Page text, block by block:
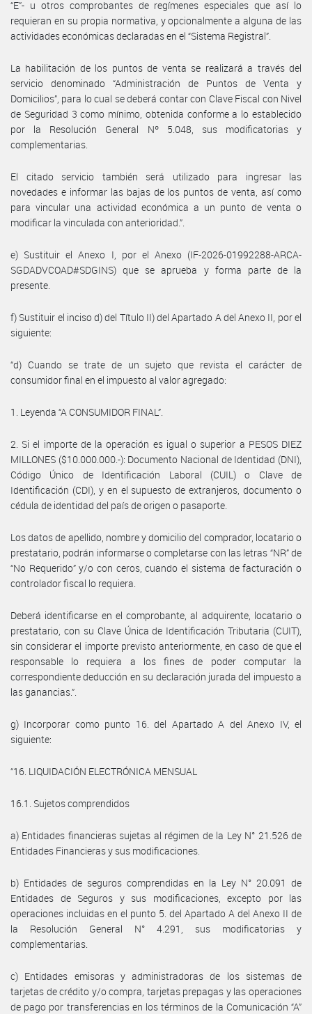
“E”- u otros comprobantes de regímenes especiales que así lo
requieran en su propia normativa, y opcionalmente a alguna de las
actividades económicas declaradas en el “Sistema Registral”.
La habilitación de los puntos de venta se realizará a través del
servicio denominado “Administración de Puntos de Venta y
Domicilios”, para lo cual se deberá contar con Clave Fiscal con Nivel
de Seguridad 3 como mínimo, obtenida conforme a lo establecido
por la Resolución General Nº 5.048, sus modificatorias y
complementarias.
El citado servicio también será utilizado para ingresar las
novedades e informar las bajas de los puntos de venta, así como
para vincular una actividad económica a un punto de venta o
modificar la vinculada con anterioridad.”.
e) Sustituir el Anexo I, por el Anexo (IF-2026-01992288-ARCA-
SGDADVCOAD#SDGINS) que se aprueba y forma parte de la
presente.
f) Sustituir el inciso d) del Título II) del Apartado A del Anexo II, por el
siguiente:
“d) Cuando se trate de un sujeto que revista el carácter de
consumidor final en el impuesto al valor agregado:
1. Leyenda “A CONSUMIDOR FINAL”.
2. Si el importe de la operación es igual o superior a PESOS DIEZ
MILLONES ($10.000.000.-): Documento Nacional de Identidad (DNI),
Código Único de Identificación Laboral (CUIL) o Clave de
Identificación (CDI), y en el supuesto de extranjeros, documento o
cédula de identidad del país de origen o pasaporte.
Los datos de apellido, nombre y domicilio del comprador, locatario o
prestatario, podrán informarse o completarse con las letras “NR” de
“No Requerido” y/o con ceros, cuando el sistema de facturación o
controlador fiscal lo requiera.
Deberá identificarse en el comprobante, al adquirente, locatario o
prestatario, con su Clave Única de Identificación Tributaria (CUIT),
sin considerar el importe previsto anteriormente, en caso de que el
responsable lo requiera a los fines de poder computar la
correspondiente deducción en su declaración jurada del impuesto a
las ganancias.”.
g) Incorporar como punto 16. del Apartado A del Anexo IV, el
siguiente:
“16. LIQUIDACIÓN ELECTRÓNICA MENSUAL
16.1. Sujetos comprendidos
a) Entidades financieras sujetas al régimen de la Ley N° 21.526 de
Entidades Financieras y sus modificaciones.
b) Entidades de seguros comprendidas en la Ley N° 20.091 de
Entidades de Seguros y sus modificaciones, excepto por las
operaciones incluidas en el punto 5. del Apartado A del Anexo II de
la Resolución General N° 4.291, sus modificatorias y
complementarias.
c) Entidades emisoras y administradoras de los sistemas de
tarjetas de crédito y/o compra, tarjetas prepagas y las operaciones
de pago por transferencias en los términos de la Comunicación “A”